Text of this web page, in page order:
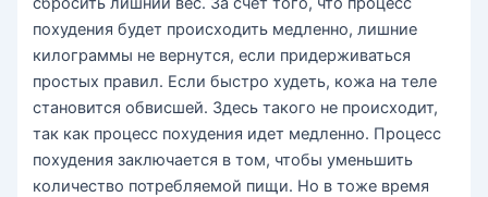
похудения будет происходить медленно, лишние
килограммы не вернутся, если придерживаться
простых правил. Если быстро худеть, кожа на теле
становится обвисшей. Здесь такого не происходит,
так как процесс похудения идет медленно. Процесс
похудения заключается в том, чтобы уменьшить
количество потребляемой пищи. Но в тоже время